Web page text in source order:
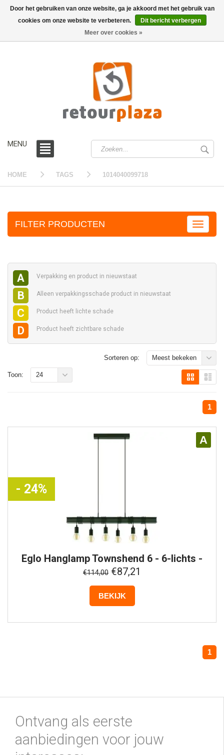
MENU
HOME TAGS 1014040099718
FILTER PRODUCTEN
A Verpakking en product in nieuwstaat
B Alleen verpakkingsschade product in nieuwstaat
C Product heeft lichte schade
D Product heeft zichtbare schade
Sorteren op: Meest bekeken
1
Toon: 24
A
- 24%
Eglo Hanglamp Townshend 6 - 6-lichts -
Zwart
€114,00 €87,21
BEKIJK
1
Ontvang als eerste
aanbiedingen voor jouw
Door het gebruiken van onze website, ga je akkoord met het gebruik van
cookies om onze website te verbeteren.
Dit bericht verbergen
Meer over cookies »